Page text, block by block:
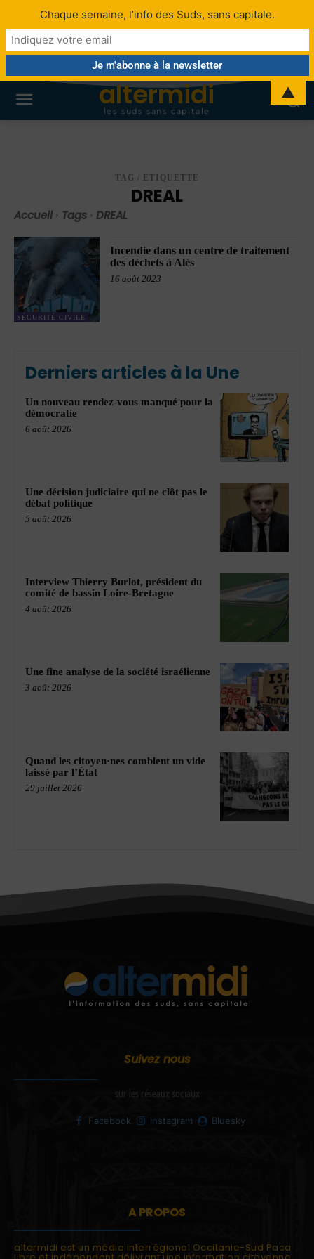
altermidi
les suds sans capitale
TAG / ETIQUETTE
DREAL
Accueil Tags DREAL
SÉCURITÉ CIVILE
Incendie dans un centre de traitement
des déchets à Alès
16 août 2023
Derniers articles à la Une
Un nouveau rendez-vous manqué pour la
démocratie
6 août 2026
Une décision judiciaire qui ne clôt pas le
débat politique
5 août 2026
Interview Thierry Burlot, président du
comité de bassin Loire-Bretagne
4 août 2026
Une fine analyse de la société israélienne
3 août 2026
Quand les citoyen·nes comblent un vide
laissé par l’État
29 juillet 2026
Suivez nous
sur les réseaux sociaux
Facebook Instagram Bluesky
A PROPOS
altermidi est un média interrégional Occitanie-Sud Paca
Chaque semaine, l’info des Suds, sans capitale.
▲